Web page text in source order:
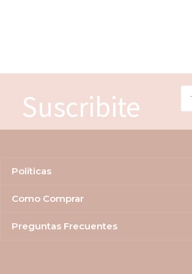
Suscribite
Políticas
Como Comprar
Preguntas Frecuentes